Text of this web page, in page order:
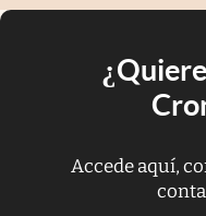
Accede aquí,